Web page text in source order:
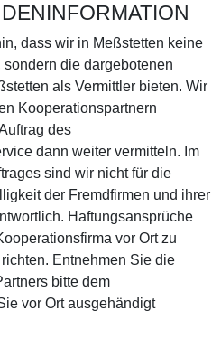
dass wir in Meßstetten keine
die dargebotenen
als Vermittler bieten. Wir
Kooperationspartnern
des
dann weiter vermitteln. Im
sind wir nicht für die
der Fremdfirmen und ihrer
Haftungsansprüche
vor Ort zu
Entnehmen Sie die
bitte dem
vor Ort ausgehändigt